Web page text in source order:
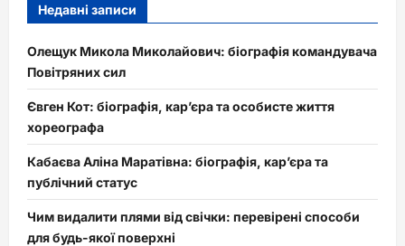
Недавні записи
Олещук Микола Миколайович: біографія командувача
Повітряних сил
Євген Кот: біографія, кар’єра та особисте життя
хореографа
Кабаєва Аліна Маратівна: біографія, кар’єра та
публічний статус
Чим видалити плями від свічки: перевірені способи
для будь-якої поверхні